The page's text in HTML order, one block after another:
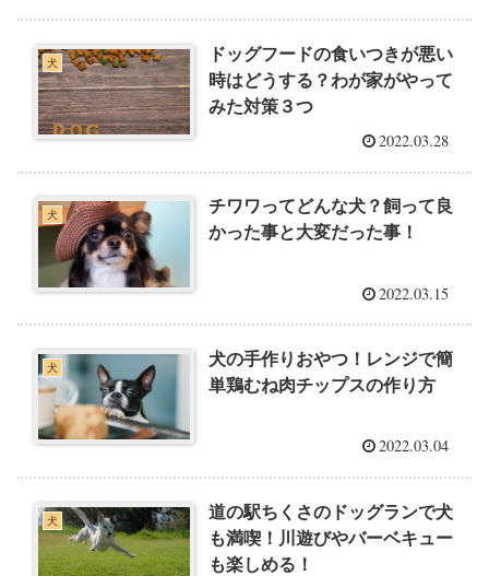
犬
ドッグフードの食いつきが悪い
時はどうする？わが家がやって
みた対策３つ
2022.03.28
犬
チワワってどんな犬？飼って良
かった事と大変だった事！
2022.03.15
犬
犬の手作りおやつ！レンジで簡
単鶏むね肉チップスの作り方
2022.03.04
犬
道の駅ちくさのドッグランで犬
も満喫！川遊びやバーベキュー
も楽しめる！